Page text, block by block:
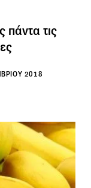
πάντα τις
2018